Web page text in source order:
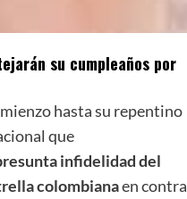
su cumpleaños por
hasta su repentino
que
infidelidad del
colombianaen contra